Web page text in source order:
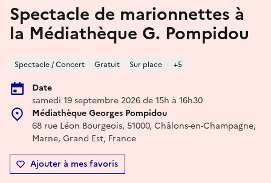
Spectacle de marionnettes à
la Médiathèque G. Pompidou
Spectacle / Concert Gratuit Sur place +5
Date
samedi 19 septembre 2026 de 15h à 16h30
Médiathèque Georges Pompidou
68 rue Léon Bourgeois, 51000, Châlons-en-Champagne,
Marne, Grand Est, France
Ajouter à mes favoris